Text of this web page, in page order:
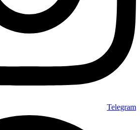
Telegram